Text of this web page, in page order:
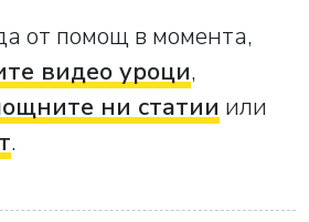
от помощ в момента,
видео уроци,
ни статии или
.